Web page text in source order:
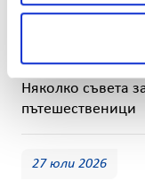
Няколко съвета
пътешественици
27 юли 2026